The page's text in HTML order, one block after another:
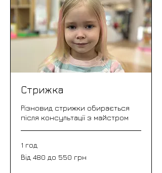
Стрижка
Різновид стрижки обирається
після консультації з майстром
1 год
Від
480
Від 480 до 550 грн